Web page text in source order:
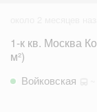
1-к кв. Москва
м²)
Войковская